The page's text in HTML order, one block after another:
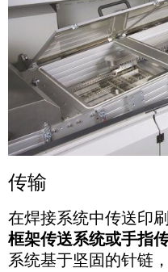
传输
在焊接系统中传送印
框架传送系统或手指
系统基于坚固的针链